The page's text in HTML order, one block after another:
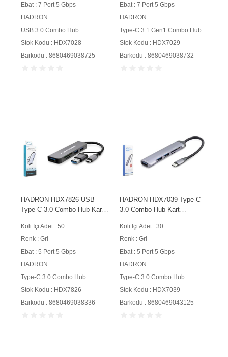
Ebat : 7 Port 5 Gbps
HADRON
USB 3.0 Combo Hub
Stok Kodu : HDX7028
Barkodu : 8680469038725
Ebat : 7 Port 5 Gbps
HADRON
Type-C 3.1 Gen1 Combo Hub
Stok Kodu : HDX7029
Barkodu : 8680469038732
HADRON HDX7826 USB
Type-C 3.0 Combo Hub Kart
Koli İçi Adet : 50
Renk : Gri
Ebat : 5 Port 5 Gbps
HADRON
Type-C 3.0 Combo Hub
Stok Kodu : HDX7826
Barkodu : 8680469038336
HADRON HDX7039 Type-C
3.0 Combo Hub Kart
Koli İçi Adet : 30
Renk : Gri
Ebat : 5 Port 5 Gbps
HADRON
Type-C 3.0 Combo Hub
Stok Kodu : HDX7039
Barkodu : 8680469043125